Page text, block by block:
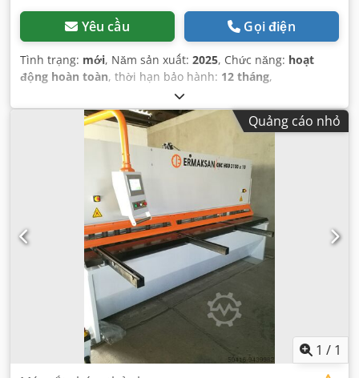
Yêu cầu Gọi điện
Tình trạng: mới, Năm sản xuất: 2025, Chức năng: hoạt
động hoàn toàn, thời hạn bảo hành: 12 tháng,
Quảng cáo nhỏ
1 / 1